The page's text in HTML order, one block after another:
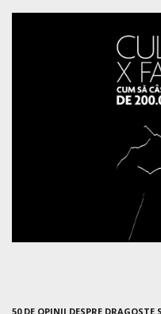
50 DE OPINII DESPRE DRAGOSTE